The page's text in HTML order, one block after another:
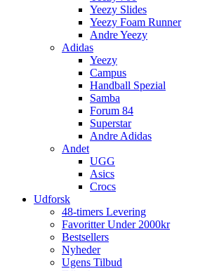
Yeezy Slides
Yeezy Foam Runner
Andre Yeezy
Adidas
Yeezy
Campus
Handball Spezial
Samba
Forum 84
Superstar
Andre Adidas
Andet
UGG
Asics
Crocs
Udforsk
48-timers Levering
Favoritter Under 2000kr
Bestsellers
Nyheder
Ugens Tilbud